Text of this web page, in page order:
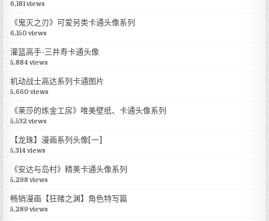
6,181 views
《鬼灭之刃》可爱另类卡通头像系列
6,150 views
灌篮高手-三井寿卡通头像
5,884 views
机动战士高达系列卡通图片
5,660 views
《莱莎的炼金工房》唯美壁纸、卡通头像系列
5,532 views
【龙珠】漫画系列头像[一]
5,314 views
《安达与岛村》精美卡通头像系列
5,298 views
畅销漫画【狂赌之渊】角色特写篇
5,289 views